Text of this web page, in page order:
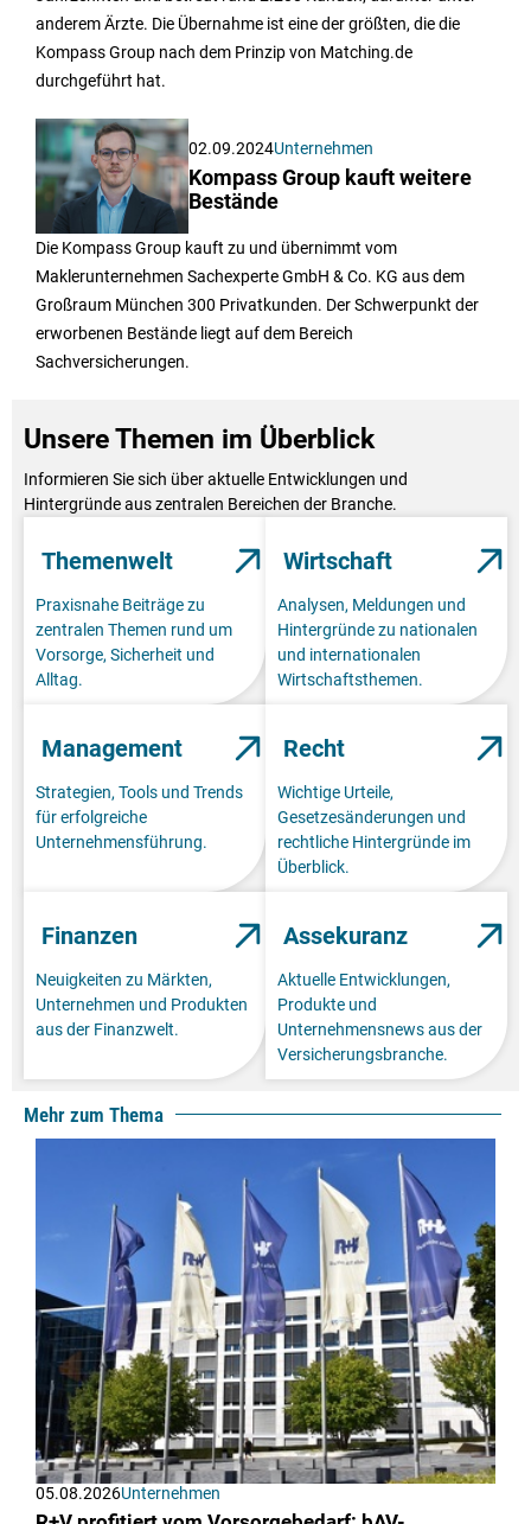
anderem Ärzte. Die Übernahme ist eine der größten, die die
Kompass Group nach dem Prinzip von Matching.de
durchgeführt hat.
02.09.2024Unternehmen
Kompass Group kauft weitere
Bestände
Die Kompass Group kauft zu und übernimmt vom
Maklerunternehmen Sachexperte GmbH & Co. KG aus dem
Großraum München 300 Privatkunden. Der Schwerpunkt der
erworbenen Bestände liegt auf dem Bereich
Sachversicherungen.
Unsere Themen im Überblick
Informieren Sie sich über aktuelle Entwicklungen und
Hintergründe aus zentralen Bereichen der Branche.
Themenwelt
Praxisnahe Beiträge zu
zentralen Themen rund um
Vorsorge, Sicherheit und
Alltag.
Wirtschaft
Analysen, Meldungen und
Hintergründe zu nationalen
und internationalen
Wirtschaftsthemen.
Management
Strategien, Tools und Trends
für erfolgreiche
Unternehmensführung.
Recht
Wichtige Urteile,
Gesetzesänderungen und
rechtliche Hintergründe im
Überblick.
Finanzen
Neuigkeiten zu Märkten,
Unternehmen und Produkten
aus der Finanzwelt.
Assekuranz
Aktuelle Entwicklungen,
Produkte und
Unternehmensnews aus der
Versicherungsbranche.
Mehr zum Thema
05.08.2026Unternehmen